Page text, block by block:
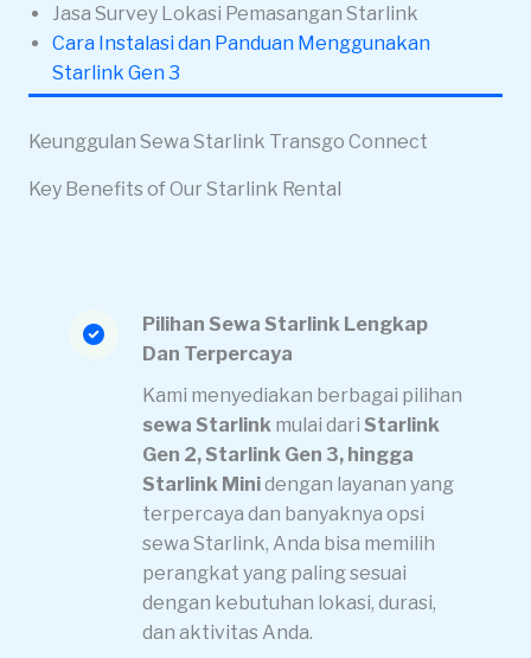
Jasa Survey Lokasi Pemasangan Starlink
Cara Instalasi dan Panduan Menggunakan
Starlink Gen 3
Keunggulan Sewa Starlink Transgo Connect
Key Benefits of Our Starlink Rental
Pilihan Sewa Starlink Lengkap
Dan Terpercaya
Kami menyediakan berbagai pilihan
sewa Starlink mulai dari Starlink
Gen 2, Starlink Gen 3, hingga
Starlink Minidengan layanan yang
terpercaya dan banyaknya opsi
sewa Starlink, Anda bisa memilih
perangkat yang paling sesuai
dengan kebutuhan lokasi, durasi,
dan aktivitas Anda.